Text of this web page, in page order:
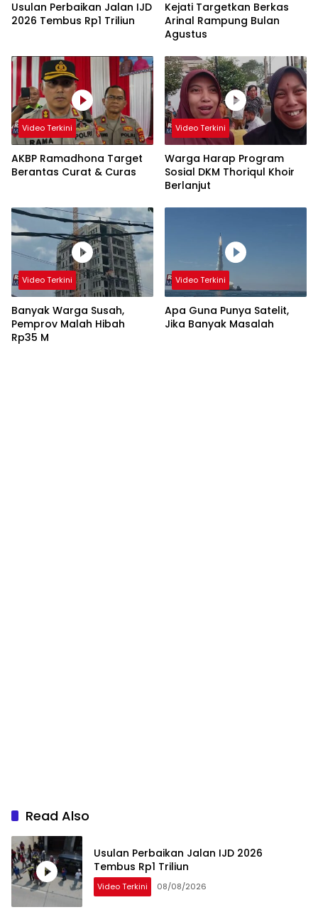
Usulan Perbaikan Jalan IJD
2026 Tembus Rp1 Triliun
Kejati Targetkan Berkas
Arinal Rampung Bulan
Agustus
Video Terkini
AKBP Ramadhona Target
Berantas Curat & Curas
Video Terkini
Warga Harap Program
Sosial DKM Thoriqul Khoir
Berlanjut
Video Terkini
Banyak Warga Susah,
Pemprov Malah Hibah
Rp35 M
Video Terkini
Apa Guna Punya Satelit,
Jika Banyak Masalah
Read Also
Usulan Perbaikan Jalan IJD 2026
Tembus Rp1 Triliun
Video Terkini 08/08/2026